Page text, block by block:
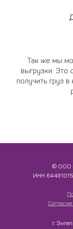
Так же мы
выгрузки. Это
получить груз
© ООО
ИНН​​​​​​​
г.